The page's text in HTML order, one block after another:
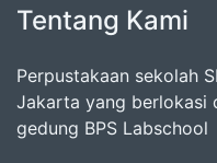
Tentang Kami
Perpustakaan sekolah
Jakarta yang berlokasi
gedung BPS Labschool